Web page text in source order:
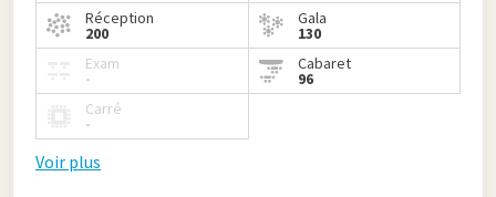
Réception
200
Gala
130
Exam
-
Cabaret
96
Carré
-
Voir plus